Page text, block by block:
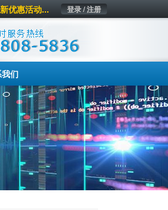
登录 / 注册
优惠活动...
们